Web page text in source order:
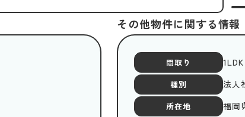
その他物件に関する情報
間取り 1LDK
種別 法人
所在地 福岡